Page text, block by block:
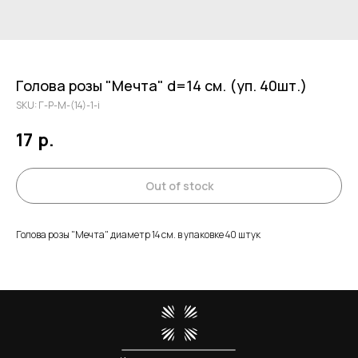
Голова розы "Мечта" d=14 см. (уп. 40шт.)
SKU: Г-Р-М-(14)-1-i
17 р.
Out of stock
Голова розы "Мечта" диаметр 14 см. в упаковке 40 штук